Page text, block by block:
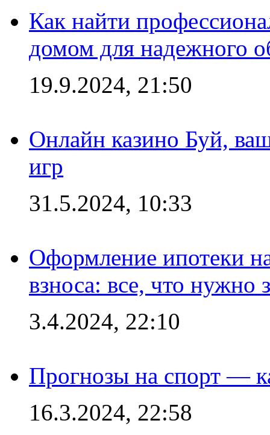
Как найти
домом для надежного
19.9.2024, 21:50
Онлайн казино Буй,
игр
31.5.2024, 10:33
Оформление ипотеки
взноса: все, что нужно
3.4.2024, 22:10
Прогнозы на спорт —
16.3.2024, 22:58